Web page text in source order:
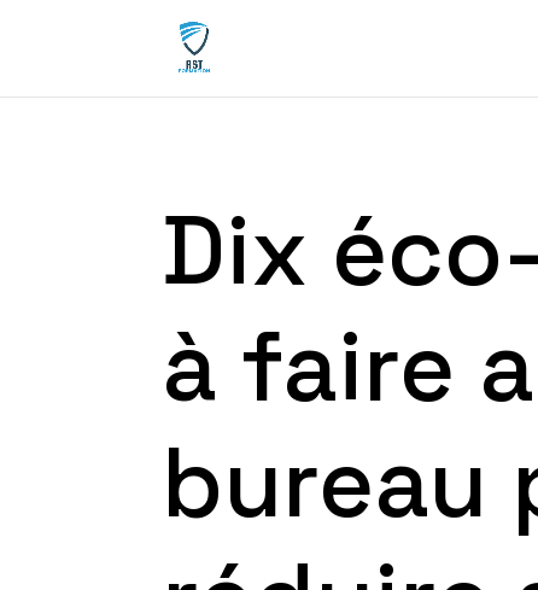
Dix
à faire
bureau